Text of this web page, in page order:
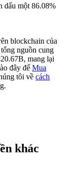
dấu một 86.08%
blockchain của
nguồn cung
mang lại
đây để Mua
tôi về cách
khác